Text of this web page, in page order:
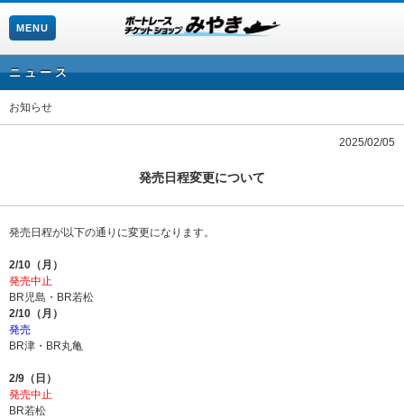
MENU
ニュース
お知らせ
2025/02/05
発売日程変更について
発売日程が以下の通りに変更になります。
2/10（月）
発売中止
BR児島・BR若松
2/10（月）
発売
BR津・BR丸亀
2/9（日）
発売中止
BR若松